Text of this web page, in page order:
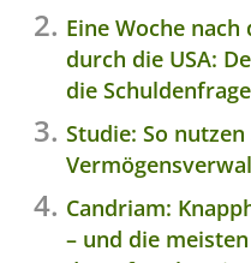
Eine Woche
durch die USA:
die
Studie: So
Candriam:
– und die